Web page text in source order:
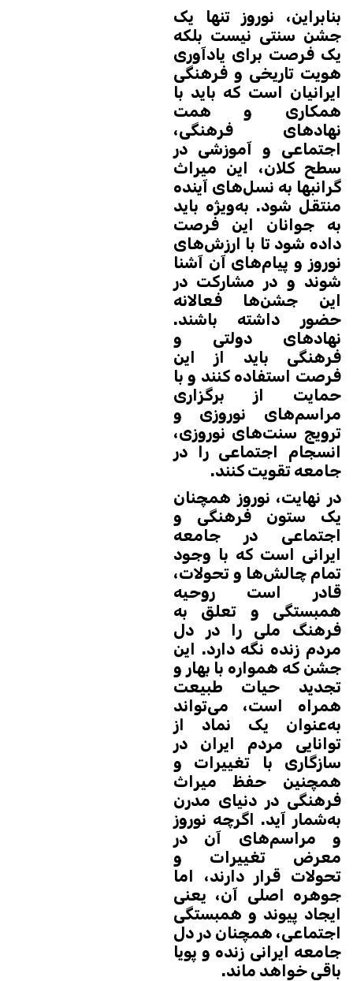
بنابراین، نوروز تنها یک
جشن سنتی نیست بلکه
یک فرصت برای یادآوری
هویت تاریخی و فرهنگی
ایرانیان است که باید با
همکاری و همت
نهادهای فرهنگی،
اجتماعی و آموزشی در
سطح کلان، این میراث
گرانبها به نسل‌های آینده
منتقل شود. به‌ویژه باید
به جوانان این فرصت
داده شود تا با ارزش‌های
نوروز و پیام‌های آن آشنا
شوند و در مشارکت در
این جشن‌ها فعالانه
حضور داشته باشند.
نهادهای دولتی و
فرهنگی باید از این
فرصت استفاده کنند و با
حمایت از برگزاری
مراسم‌های نوروزی و
ترویج سنت‌های نوروزی،
انسجام اجتماعی را در
جامعه تقویت کنند.
در نهایت، نوروز همچنان
یک ستون فرهنگی و
اجتماعی در جامعه
ایرانی است که با وجود
تمام چالش‌ها و تحولات،
قادر است روحیه
همبستگی و تعلق به
فرهنگ ملی را در دل
مردم زنده نگه دارد. این
جشن که همواره با بهار و
تجدید حیات طبیعت
همراه است، می‌تواند
به‌عنوان یک نماد از
توانایی مردم ایران در
سازگاری با تغییرات و
همچنین حفظ میراث
فرهنگی در دنیای مدرن
به‌شمار آید. اگرچه نوروز
و مراسم‌های آن در
معرض تغییرات و
تحولات قرار دارند، اما
جوهره اصلی آن، یعنی
ایجاد پیوند و همبستگی
اجتماعی، همچنان در دل
جامعه ایرانی زنده و پویا
باقی خواهد ماند.